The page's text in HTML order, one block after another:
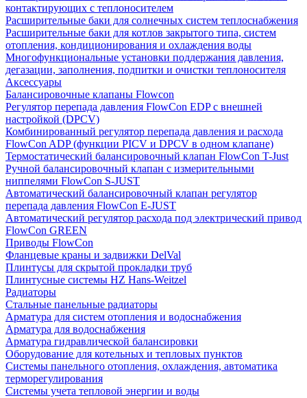
контактирующих с теплоносителем
Расширительные баки для солнечных систем теплоснабжения
Расширительные баки для котлов закрытого типа, систем
отопления, кондиционирования и охлаждения воды
Многофункциональные установки поддержания давления,
дегазации, заполнения, подпитки и очистки теплоносителя
Аксессуары
Балансировочные клапаны Flowcon
Регулятор перепада давления FlowСon EDP с внешней
настройкой (DPCV)
Комбинированный регулятор перепада давления и расхода
FlowСon ADP (функции PICV и DPCV в одном клапане)
Термостатический балансировочный клапан FlowСon T-Just
Ручной балансировочный клапан с измерительными
ниппелями FlowСon S-JUST
Автоматический балансировочный клапан регулятор
перепада давления FlowСon E-JUST
Автоматический регулятор расхода под электрический привод
FlowСon GREEN
Приводы FlowCon
Фланцевые краны и задвижки DelVal
Плинтусы для скрытой прокладки труб
Плинтусные системы HZ Hans-Weitzel
Радиаторы
Стальные панельные радиаторы
Арматура для систем отопления и водоснабжения
Арматура для водоснабжения
Арматура гидравлической балансировки
Оборудование для котельных и тепловых пунктов
Системы панельного отопления, охлаждения, автоматика
терморегулирования
Системы учета тепловой энергии и воды